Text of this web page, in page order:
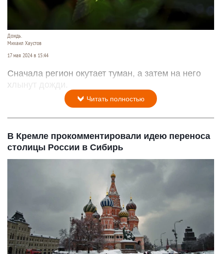
Дождь.
Михаил Хаустов
17 мая 2024 в 15:44
Сначала регион окутает туман, а затем на него
хлынут дожди.
Читать полностью
В Кремле прокомментировали идею переноса
столицы России в Сибирь